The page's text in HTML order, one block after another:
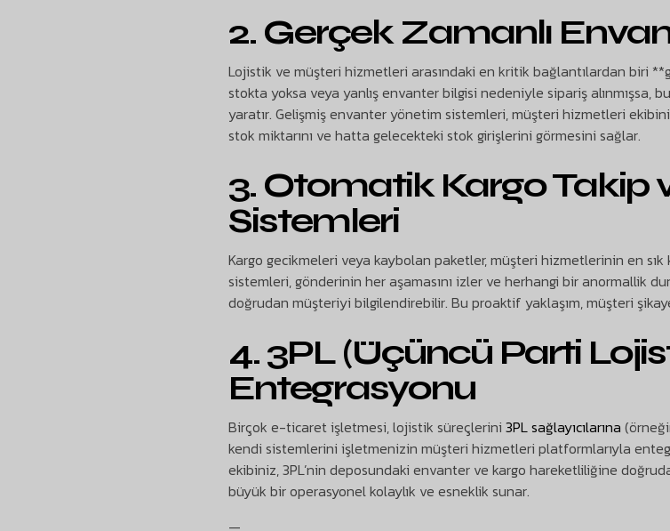
2. Gerçek Zamanlı
Lojistik ve müşteri hizmetleri arasındaki en kritik bağlantılardan biri
stokta yoksa veya yanlış envanter bilgisi nedeniyle sipariş alınmışsa,
yaratır. Gelişmiş envanter yönetim sistemleri, müşteri hizmetleri
stok miktarını ve hatta gelecekteki stok girişlerini görmesini sağlar.
3. Otomatik Kargo Takip
Sistemleri
Kargo gecikmeleri veya kaybolan paketler, müşteri hizmetlerinin en sık
sistemleri, gönderinin her aşamasını izler ve herhangi bir anormallik
doğrudan müşteriyi bilgilendirebilir. Bu proaktif yaklaşım, müşteri
4. 3PL (Üçüncü Parti
Entegrasyonu
Birçok e-ticaret işletmesi, lojistik süreçlerini 3PL sağlayıcılarına
kendi sistemlerini işletmenizin müşteri hizmetleri platformlarıyla
ekibiniz, 3PL’nin deposundaki envanter ve kargo hareketliliğine
büyük bir operasyonel kolaylık ve esneklik sunar.
—